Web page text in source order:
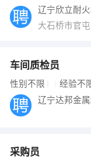
编辑
跟单
其他职位
大石桥市官
车间质检员
性别不限 经验不
辽宁达邦金
采购员